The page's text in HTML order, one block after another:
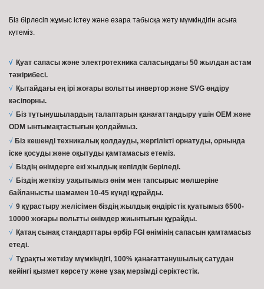
Біз бірлесіп жұмыс істеу және өзара табысқа жету мүмкіндігін асыға
күтеміз.
√ Қуат сапасы және электротехника саласындағы 50 жылдан астам
тәжірибесі.
√ Қытайдағы ең ірі жоғары вольтты инвертор және SVG өндіру
кәсіпорны.
√ Біз тұтынушылардың талаптарын қанағаттандыру үшін OEM және
ODM ынтымақтастығын қолдаймыз.
√ Біз кешенді техникалық қолдауды, жергілікті орнатуды, орнында
іске қосуды және оқытуды қамтамасыз етеміз.
√ Біздің өнімдерге екі жылдық кепілдік беріледі.
√ Біздің жеткізу уақытымыз өнім мен тапсырыс мөлшеріне
байланысты шамамен 10-45 күнді құрайды.
√ 9 құрастыру желісімен біздің жылдық өндірістік қуатымыз 6500-
10000 жоғары вольтты өнімдер жиынтығын құрайды.
√ Қатаң сынақ стандарттары әрбір FGI өнімінің сапасын қамтамасыз
етеді.
√ Тұрақты жеткізу мүмкіндігі, 100% қанағаттанушылық сатудан
кейінгі қызмет көрсету және ұзақ мерзімді серіктестік.